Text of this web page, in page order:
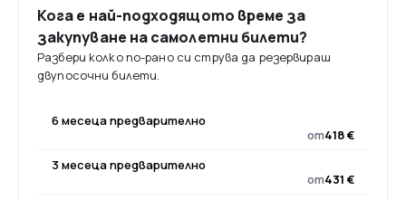
Кога е най-подходящото време за
закупуване на самолетни билети?
Разбери колко по-рано си струва да резервираш
двупосочни билети.
6 месеца предварително
от418 €
3 месеца предварително
от431 €